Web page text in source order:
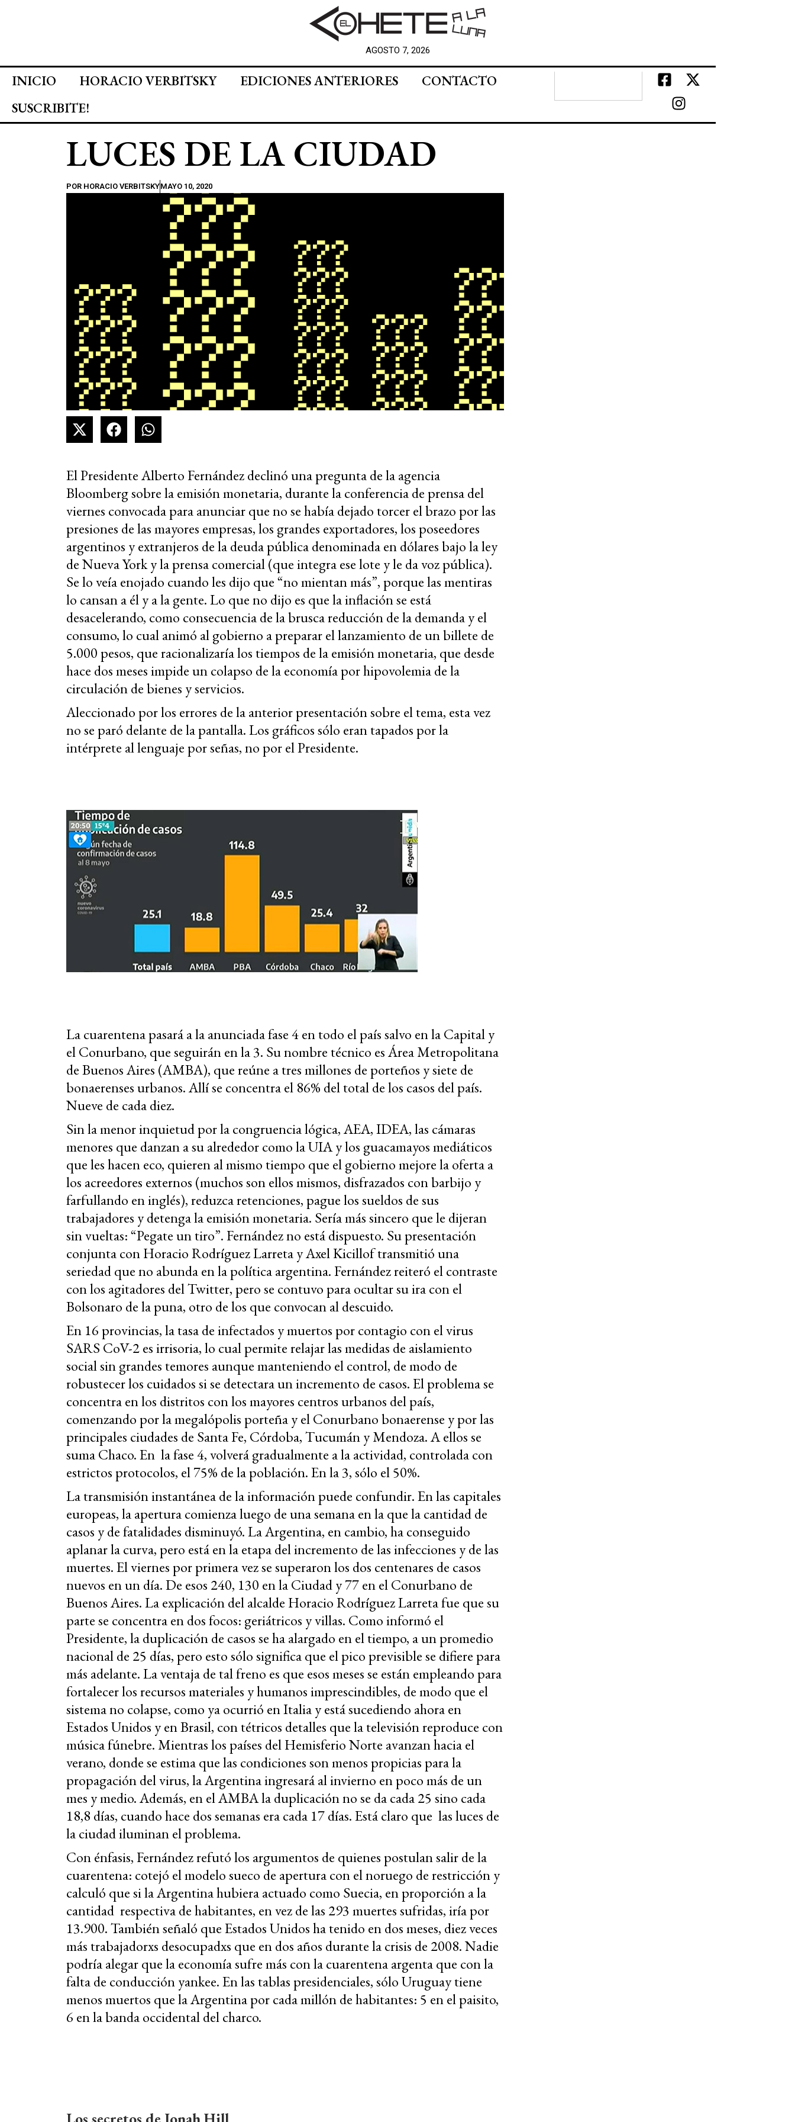
AGOSTO 7, 2026
INICIO HORACIO VERBITSKY EDICIONES ANTERIORES
CONTACTO
SUSCRIBITE!
LUCES DE LA CIUDAD
POR HORACIO VERBITSKYMAYO 10, 2020
El Presidente Alberto Fernández declinó una pregunta de la agencia
Bloomberg sobre la emisión monetaria, durante la conferencia de prensa del
viernes convocada para anunciar que no se había dejado torcer el brazo por las
presiones de las mayores empresas, los grandes exportadores, los poseedores
argentinos y extranjeros de la deuda pública denominada en dólares bajo la ley
de Nueva York y la prensa comercial (que integra ese lote y le da voz pública).
Se lo veía enojado cuando les dijo que “no mientan más”, porque las mentiras
lo cansan a él y a la gente. Lo que no dijo es que la inflación se está
desacelerando, como consecuencia de la brusca reducción de la demanda y el
consumo, lo cual animó al gobierno a preparar el lanzamiento de un billete de
5.000 pesos, que racionalizaría los tiempos de la emisión monetaria, que desde
hace dos meses impide un colapso de la economía por hipovolemia de la
circulación de bienes y servicios.
Aleccionado por los errores de la anterior presentación sobre el tema, esta vez
no se paró delante de la pantalla. Los gráficos sólo eran tapados por la
intérprete al lenguaje por señas, no por el Presidente.
La cuarentena pasará a la anunciada fase 4 en todo el país salvo en la Capital y
el Conurbano, que seguirán en la 3. Su nombre técnico es Área Metropolitana
de Buenos Aires (AMBA), que reúne a tres millones de porteños y siete de
bonaerenses urbanos. Allí se concentra el 86% del total de los casos del país.
Nueve de cada diez.
Sin la menor inquietud por la congruencia lógica, AEA, IDEA, las cámaras
menores que danzan a su alrededor como la UIA y los guacamayos mediáticos
que les hacen eco, quieren al mismo tiempo que el gobierno mejore la oferta a
los acreedores externos (muchos son ellos mismos, disfrazados con barbijo y
farfullando en inglés), reduzca retenciones, pague los sueldos de sus
trabajadores y detenga la emisión monetaria. Sería más sincero que le dijeran
sin vueltas: “Pegate un tiro”. Fernández no está dispuesto. Su presentación
conjunta con Horacio Rodríguez Larreta y Axel Kicillof transmitió una
seriedad que no abunda en la política argentina. Fernández reiteró el contraste
con los agitadores del Twitter, pero se contuvo para ocultar su ira con el
Bolsonaro de la puna, otro de los que convocan al descuido.
En 16 provincias, la tasa de infectados y muertos por contagio con el virus
SARS CoV-2 es irrisoria, lo cual permite relajar las medidas de aislamiento
social sin grandes temores aunque manteniendo el control, de modo de
robustecer los cuidados si se detectara un incremento de casos. El problema se
concentra en los distritos con los mayores centros urbanos del país,
comenzando por la megalópolis porteña y el Conurbano bonaerense y por las
principales ciudades de Santa Fe, Córdoba, Tucumán y Mendoza. A ellos se
suma Chaco. En la fase 4, volverá gradualmente a la actividad, controlada con
estrictos protocolos, el 75% de la población. En la 3, sólo el 50%.
La transmisión instantánea de la información puede confundir. En las capitales
europeas, la apertura comienza luego de una semana en la que la cantidad de
casos y de fatalidades disminuyó. La Argentina, en cambio, ha conseguido
aplanar la curva, pero está en la etapa del incremento de las infecciones y de las
muertes. El viernes por primera vez se superaron los dos centenares de casos
nuevos en un día. De esos 240, 130 en la Ciudad y 77 en el Conurbano de
Buenos Aires. La explicación del alcalde Horacio Rodríguez Larreta fue que su
parte se concentra en dos focos: geriátricos y villas. Como informó el
Presidente, la duplicación de casos se ha alargado en el tiempo, a un promedio
nacional de 25 días, pero esto sólo significa que el pico previsible se difiere para
más adelante. La ventaja de tal freno es que esos meses se están empleando para
fortalecer los recursos materiales y humanos imprescindibles, de modo que el
sistema no colapse, como ya ocurrió en Italia y está sucediendo ahora en
Estados Unidos y en Brasil, con tétricos detalles que la televisión reproduce con
música fúnebre. Mientras los países del Hemisferio Norte avanzan hacia el
verano, donde se estima que las condiciones son menos propicias para la
propagación del virus, la Argentina ingresará al invierno en poco más de un
mes y medio. Además, en el AMBA la duplicación no se da cada 25 sino cada
18,8 días, cuando hace dos semanas era cada 17 días. Está claro que las luces de
la ciudad iluminan el problema.
Con énfasis, Fernández refutó los argumentos de quienes postulan salir de la
cuarentena: cotejó el modelo sueco de apertura con el noruego de restricción y
calculó que si la Argentina hubiera actuado como Suecia, en proporción a la
cantidad respectiva de habitantes, en vez de las 293 muertes sufridas, iría por
13.900. También señaló que Estados Unidos ha tenido en dos meses, diez veces
más trabajadorxs desocupadxs que en dos años durante la crisis de 2008. Nadie
podría alegar que la economía sufre más con la cuarentena argenta que con la
falta de conducción yankee. En las tablas presidenciales, sólo Uruguay tiene
menos muertos que la Argentina por cada millón de habitantes: 5 en el paisito,
6 en la banda occidental del charco.